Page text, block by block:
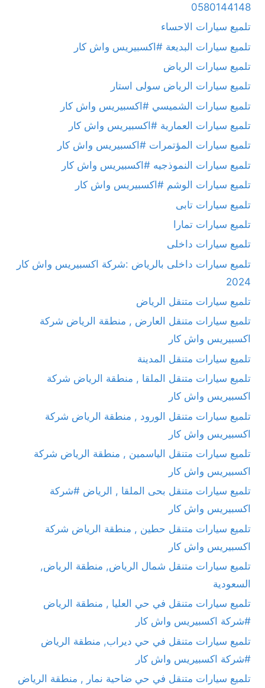
0580144148
تلميع سيارات الاحساء
تلميع سيارات البديعة #اكسبيريس واش كار
تلميع سيارات الرياض
تلميع سيارات الرياض سولى استار
تلميع سيارات الشميسي #اكسبيريس واش كار
تلميع سيارات العمارية #اكسبيريس واش كار
تلميع سيارات المؤتمرات #اكسبيريس واش كار
تلميع سيارات النموذجيه #اكسبيريس واش كار
تلميع سيارات الوشم #اكسبيريس واش كار
تلميع سيارات تابى
تلميع سيارات تمارا
تلميع سيارات داخلى
تلميع سيارات داخلى بالرياض :شركة اكسبيريس واش كار
2024
تلميع سيارات متنقل الرياض
تلميع سيارات متنقل العارض , منطقة الرياض شركة
اكسبيريس واش كار
تلميع سيارات متنقل المدينة
تلميع سيارات متنقل الملقا , منطقة الرياض شركة
اكسبيريس واش كار
تلميع سيارات متنقل الورود , منطقة الرياض شركة
اكسبيريس واش كار
تلميع سيارات متنقل الياسمين , منطقة الرياض شركة
اكسبيريس واش كار
تلميع سيارات متنقل بحى الملقا , الرياض #شركة
اكسبيريس واش كار
تلميع سيارات متنقل حطين , منطقة الرياض شركة
اكسبيريس واش كار
تلميع سيارات متنقل شمال الرياض, منطقة الرياض,
السعودية
تلميع سيارات متنقل في حي العليا , منطقة الرياض
#شركة اكسبيريس واش كار
تلميع سيارات متنقل في حي ديراب, منطقة الرياض
#شركة اكسبيريس واش كار
تلميع سيارات متنقل في حي ضاحية نمار , منطقة الرياض